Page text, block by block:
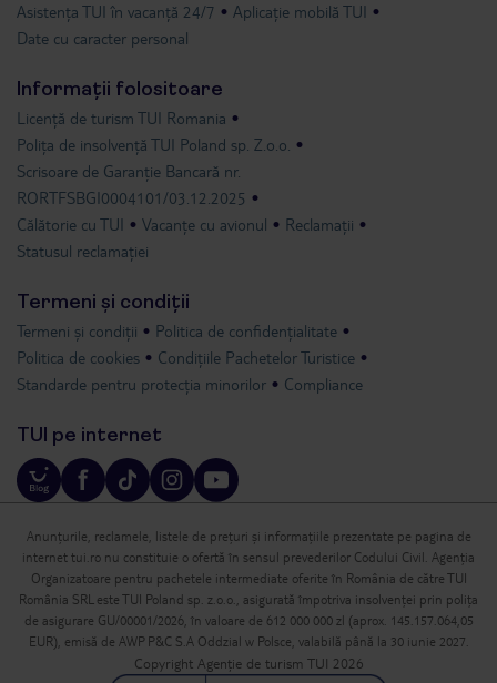
Asistența TUI în vacanță 24/7
Aplicație mobilă TUI
Date cu caracter personal
Informații folositoare
Licență de turism TUI Romania
Polița de insolvență TUI Poland sp. Z.o.o.
Scrisoare de Garanție Bancară nr.
RORTFSBGI0004101/03.12.2025
Călătorie cu TUI
Vacanțe cu avionul
Reclamații
Statusul reclamației
Termeni și condiții
Termeni și condiții
Politica de confidențialitate
Politica de cookies
Condițiile Pachetelor Turistice
Standarde pentru protecția minorilor
Compliance
TUI pe internet
Anunțurile, reclamele, listele de prețuri și informațiile prezentate pe pagina de
internet tui.ro nu constituie o ofertă în sensul prevederilor Codului Civil. Agenția
Organizatoare pentru pachetele intermediate oferite în România de către TUI
România SRL este TUI Poland sp. z.o.o., asigurată împotriva insolvenței prin polița
de asigurare GU/00001/2026, în valoare de 612 000 000 zl (aprox. 145.157.064,05
EUR), emisă de AWP P&C S.A Oddzial w Polsce, valabilă până la 30 iunie 2027.
Copyright Agenție de turism TUI 2026